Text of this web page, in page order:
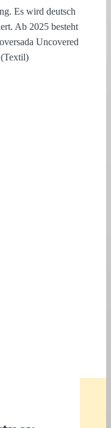
Es wird deutsch
Ab 2025 besteht
Uncovered